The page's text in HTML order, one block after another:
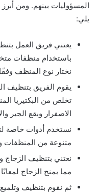
المسؤوليات بينهم. ومن
يلي:
يعتني فريق العمل
باستخدام منظفات
نختار نوع المنظف
يقوم الفريق بتنظيف
تخلص من البكتيريا
الاصفرار وبقع الجير
نستخدم أدوات خاصة
متنوعة من المنظفات
نعتني بتنظيف الزجاج
مما يمنح الزجاج
ثم نقوم بتنظيف